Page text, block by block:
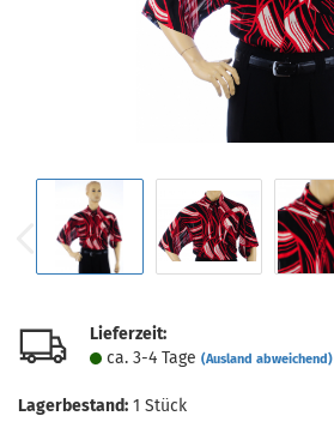
Lieferzeit:
ca. 3-4 Tage (Ausland abweichend)
Lagerbestand: 1 Stück